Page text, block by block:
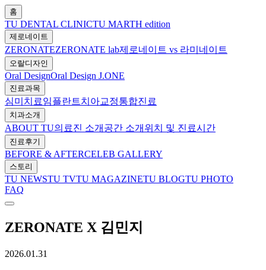
홈
TU DENTAL CLINICTU MARTH edition
제로네이트
ZERONATEZERONATE lab제로네이트 vs 라미네이트
오랄디자인
Oral DesignOral Design J.ONE
진료과목
심미치료임플란트치아교정통합진료
치과소개
ABOUT TU의료진 소개 공간 소개 위치 및 진료시간
진료후기
BEFORE & AFTERCELEB GALLERY
스토리
TU NEWSTU TVTU MAGAZINETU BLOGTU PHOTO
FAQ
ZERONATE X 김민지
2026.01.31